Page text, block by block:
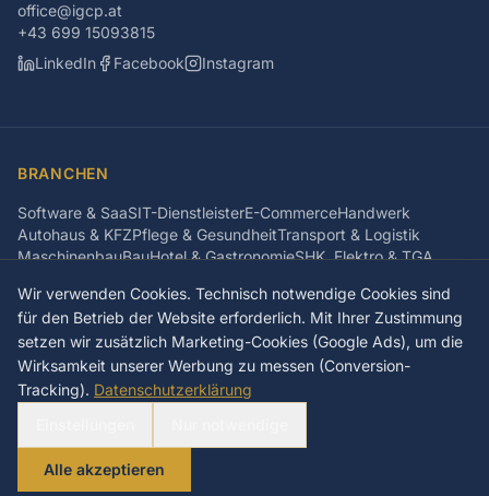
Wir verwenden Cookies. Technisch notwendige Cookies sind
für den Betrieb der Website erforderlich. Mit Ihrer Zustimmung
setzen wir zusätzlich Marketing-Cookies (Google Ads), um die
Wirksamkeit unserer Werbung zu messen (Conversion-
Tracking). Datenschutzerklärung
Alle akzeptieren
office@igcp.at
+43 699 15093815
LinkedIn
Facebook Instagram
BRANCHEN
Software & SaaSIT-DienstleisterE-CommerceHandwerk
Autohaus & KFZPflege & GesundheitTransport & Logistik
MaschinenbauBauHotel & GastronomieSHK, Elektro & TGA
Medizintechnik KI & CybersecurityEnergie & GreenTech
AgenturenPersonaldienstleistungGebäudedienste Großhandel
LebensmittelproduktionVerpackung & Druck
Entsorgung & RecyclingIngenieurbüroSanierungTiermedizin
KunststoffverarbeitungElektronikfertigung
©2026